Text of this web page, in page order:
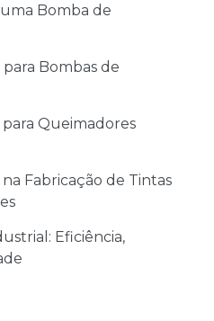
Bomba de
Bombas de
Queimadores
Fabricação de Tintas
Eficiência,